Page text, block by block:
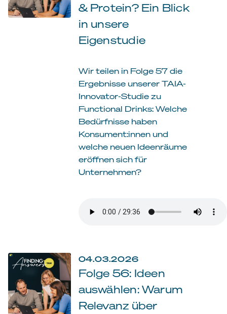
& Protein? Ein Blick
in unsere
Eigenstudie
Wir teilen in Folge 57 die
Ergebnisse unserer TAIA-
Innovator-Studie zu
Functional Drinks: Welche
Bedürfnisse haben
Konsument:innen und
welche neuen Ideenräume
eröffnen sich für
Unternehmen?
04.03.2026
Folge 56: Ideen
auswählen: Warum
Relevanz über